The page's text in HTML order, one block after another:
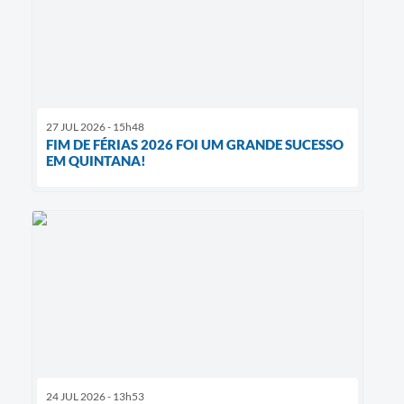
27 JUL 2026 - 15h48
FIM DE FÉRIAS 2026 FOI UM GRANDE SUCESSO
EM QUINTANA!
24 JUL 2026 - 13h53